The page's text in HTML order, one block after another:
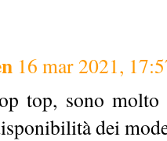
16 mar 2021,
top, sono
dei